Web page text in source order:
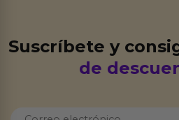
Suscríbete y
de